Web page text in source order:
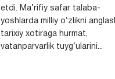
etdi. Ma’rifiy safar talaba-
yoshlarda milliy o‘zlikni
tarixiy xotiraga hurmat,
vatanparvarlik tuyg‘ularini...